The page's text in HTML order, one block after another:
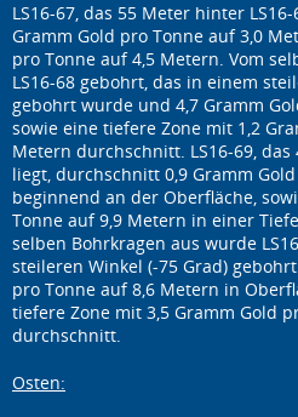
LS16-67, das 55 Meter hinter
Gramm Gold pro Tonne auf 3,0
pro Tonne auf 4,5 Metern. Vom
LS16-68 gebohrt, das in einem
gebohrt wurde und 4,7 Gramm
sowie eine tiefere Zone mit 1,2
Metern durchschnitt. LS16-69,
liegt, durchschnitt 0,9 Gramm
beginnend an der Oberfläche,
Tonne auf 9,9 Metern in einer
selben Bohrkragen aus wurde
steileren Winkel (-75 Grad)
pro Tonne auf 8,6 Metern in
tiefere Zone mit 3,5 Gramm Gold
durchschnitt.
Osten: